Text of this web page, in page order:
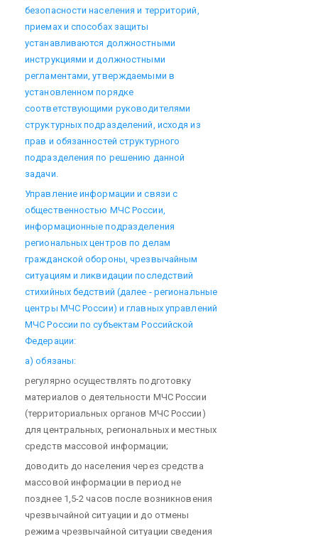
безопасности населения и территорий,
приемах и способах защиты
устанавливаются должностными
инструкциями и должностными
регламентами, утверждаемыми в
установленном порядке
соответствующими руководителями
структурных подразделений, исходя из
прав и обязанностей структурного
подразделения по решению данной
задачи.
Управление информации и связи с
общественностью МЧС России,
информационные подразделения
региональных центров по делам
гражданской обороны, чрезвычайным
ситуациям и ликвидации последствий
стихийных бедствий (далее - региональные
центры МЧС России) и главных управлений
МЧС России по субъектам Российской
Федерации:
а) обязаны:
регулярно осуществлять подготовку
материалов о деятельности МЧС России
(территориальных органов МЧС России)
для центральных, региональных и местных
средств массовой информации;
доводить до населения через средства
массовой информации в период не
позднее 1,5-2 часов после возникновения
чрезвычайной ситуации и до отмены
режима чрезвычайной ситуации сведения